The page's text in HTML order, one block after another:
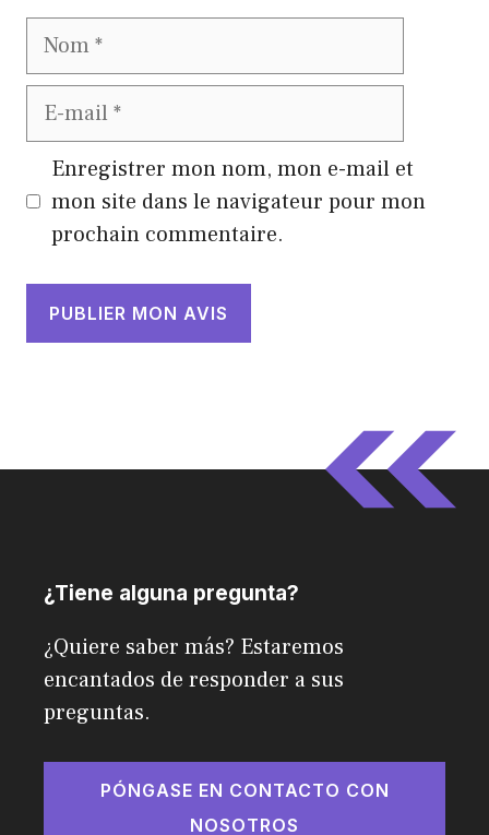
Nom
E-
Enregistrer mon nom, mon e-mail et
mon site dans le navigateur pour mon
prochain commentaire.
¿Tiene alguna pregunta?
¿Quiere saber más? Estaremos
encantados de responder a sus
preguntas.
PÓNGASE EN CONTACTO CON
NOSOTROS